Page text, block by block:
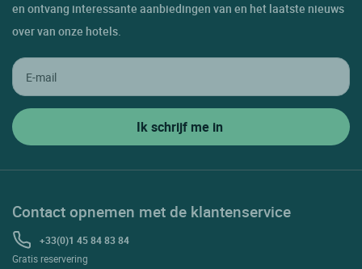
en ontvang interessante aanbiedingen van en het laatste nieuws
over van onze hotels.
Contact opnemen met de klantenservice
+33(0)1 45 84 83 84
Gratis reservering